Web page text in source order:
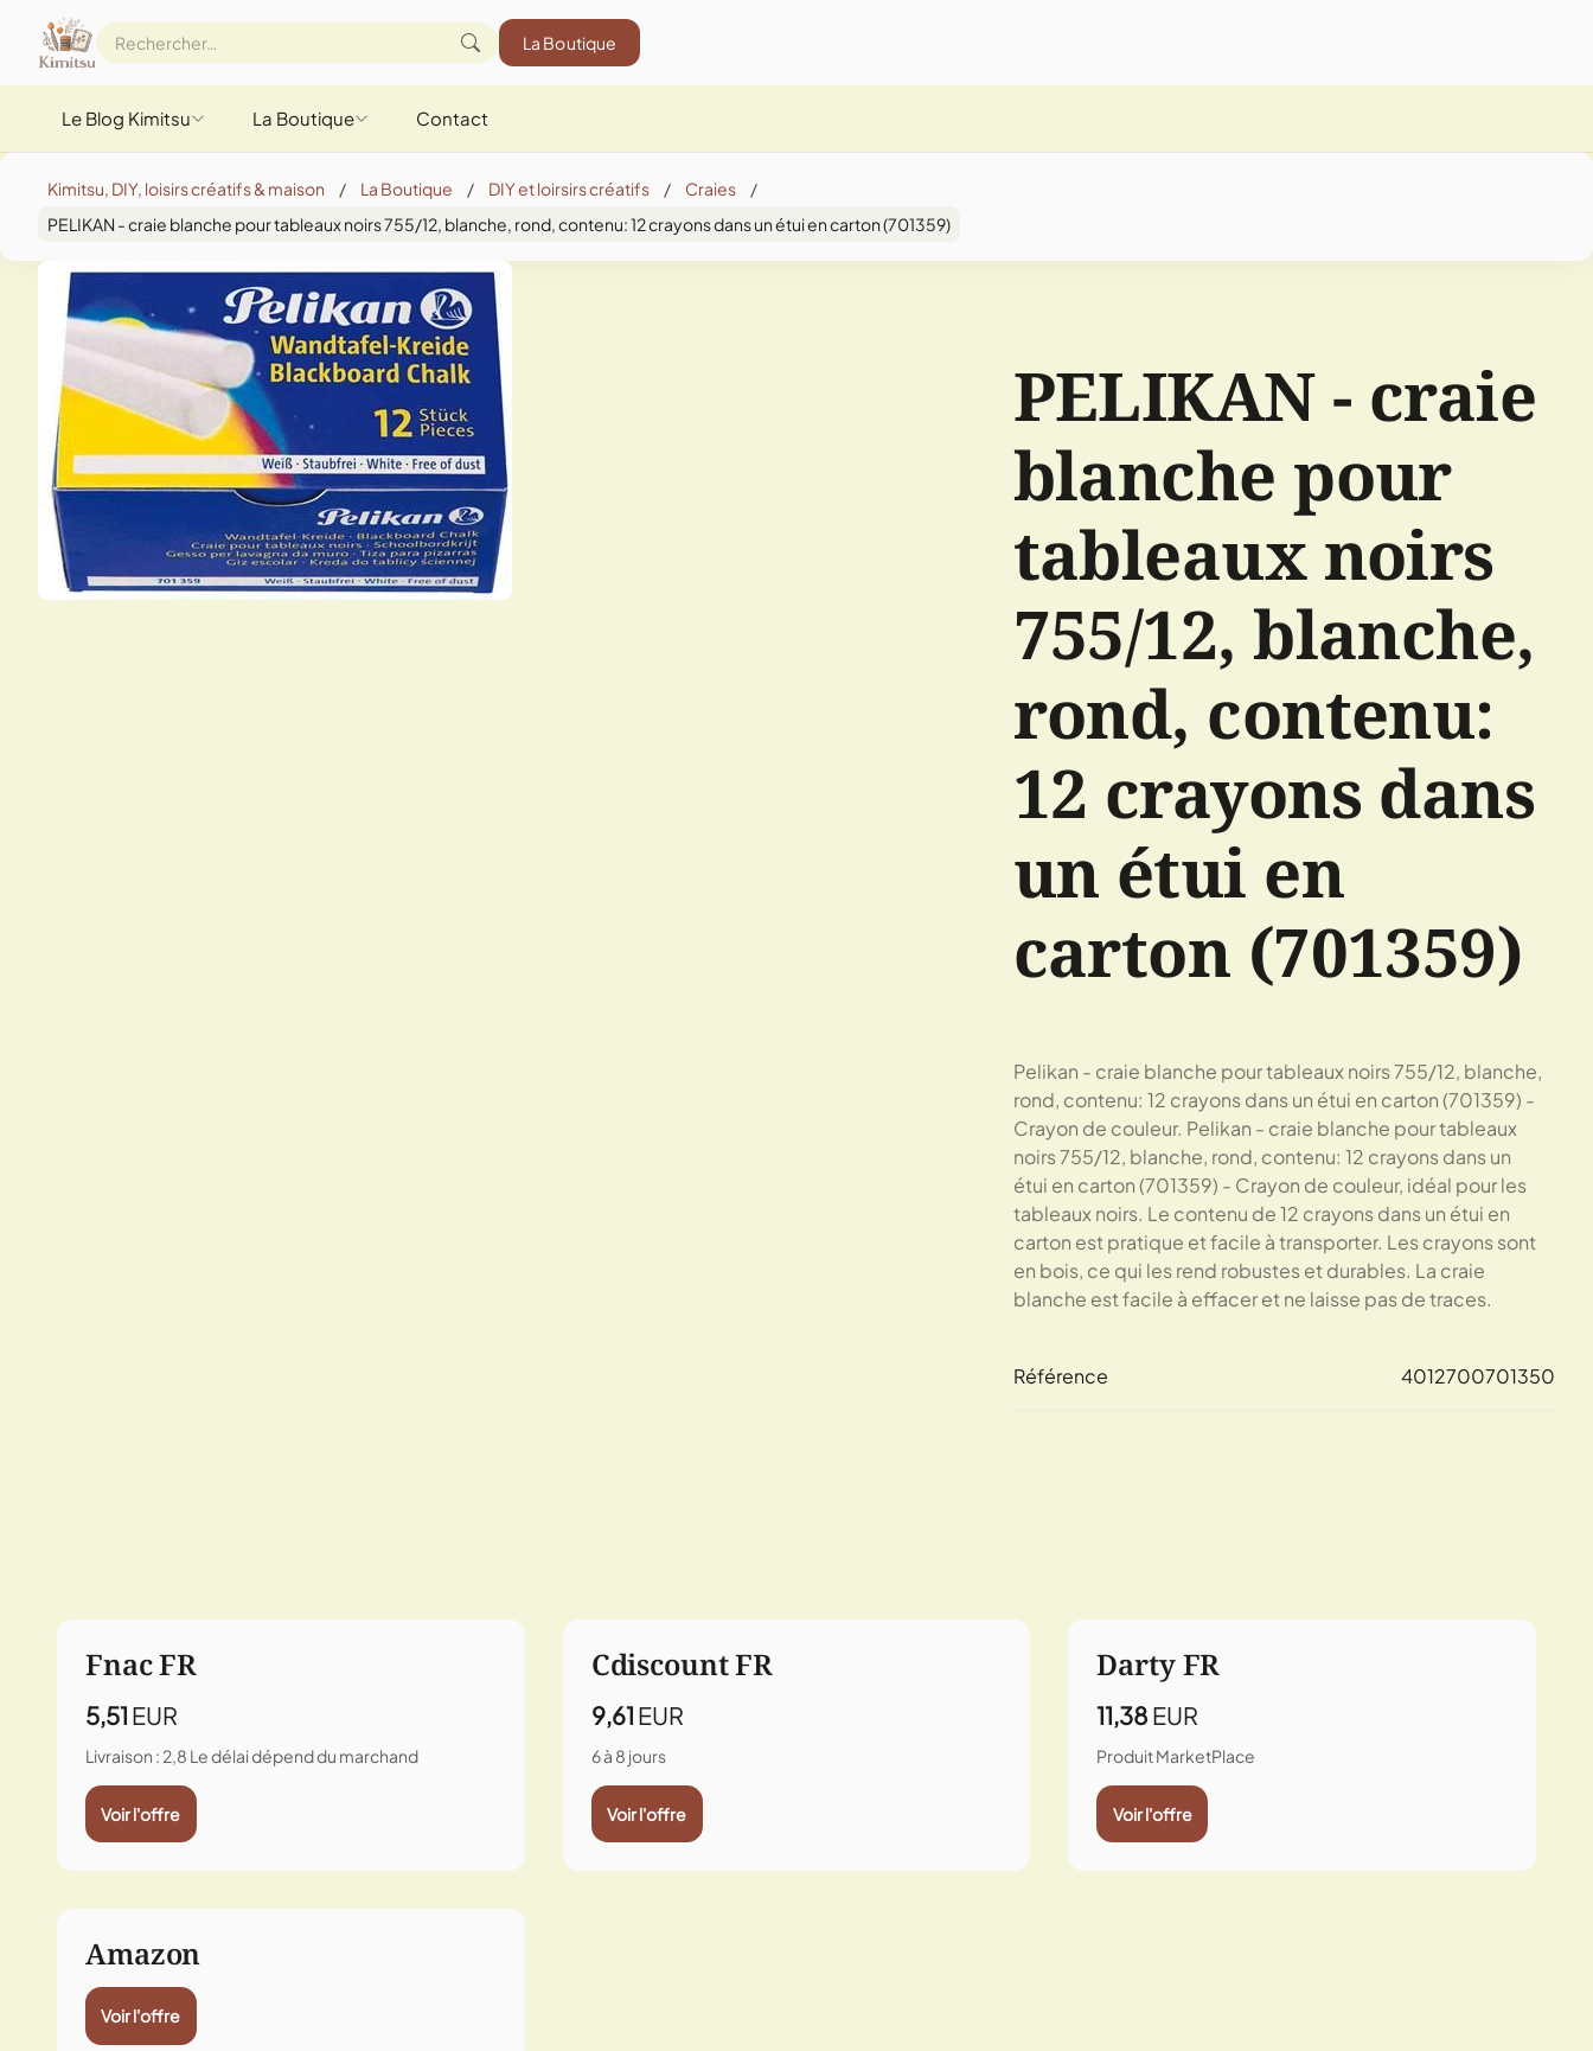
La Boutique
Le Blog Kimitsu La Boutique Contact
Kimitsu, DIY, loisirs créatifs & maison / La Boutique / DIY et loirsirs créatifs / Craies
/
PELIKAN - craie blanche pour tableaux noirs 755/12, blanche, rond, contenu: 12 crayons dans un étui en carton (701359)
PELIKAN - craie
blanche pour
tableaux noirs
755/12, blanche,
rond, contenu:
12 crayons dans
un étui en
carton (701359)
Pelikan - craie blanche pour tableaux noirs 755/12, blanche,
rond, contenu: 12 crayons dans un étui en carton (701359) -
Crayon de couleur. Pelikan - craie blanche pour tableaux
noirs 755/12, blanche, rond, contenu: 12 crayons dans un
étui en carton (701359) - Crayon de couleur, idéal pour les
tableaux noirs. Le contenu de 12 crayons dans un étui en
carton est pratique et facile à transporter. Les crayons sont
en bois, ce qui les rend robustes et durables. La craie
blanche est facile à effacer et ne laisse pas de traces.
Référence 4012700701350
Fnac FR
5,51 EUR
Livraison : 2,8 Le délai dépend du marchand
Voir l'offre
Cdiscount FR
9,61 EUR
6 à 8 jours
Voir l'offre
Darty FR
11,38 EUR
Produit MarketPlace
Voir l'offre
Amazon
Voir l'offre